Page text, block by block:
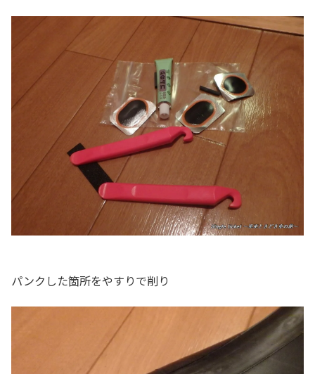
パンクした箇所をやすりで削り